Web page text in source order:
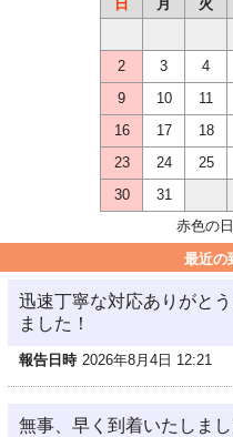
日
月 火
2
3 4
9
10 11
16
17 18
23
24 25
30
31
赤色の
最近の
迅速丁寧な対応ありがと
ました！
報告日時 2026年8月4日 12:21
無事、早く到着いたしま